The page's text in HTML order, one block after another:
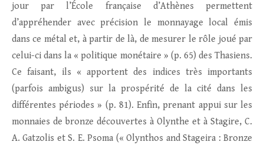
jour par l’École française d’Athènes permettent
d’appréhender avec précision le monnayage local émis
dans ce métal et, à partir de là, de mesurer le rôle joué par
celui-ci dans la « politique monétaire » (p. 65) des Thasiens.
Ce faisant, ils « apportent des indices très importants
(parfois ambigus) sur la prospérité de la cité dans les
différentes périodes » (p. 81). Enfin, prenant appui sur les
monnaies de bronze découvertes à Olynthe et à Stagire, C.
A. Gatzolis et S. E. Psoma (« Olynthos and Stageira : Bronze